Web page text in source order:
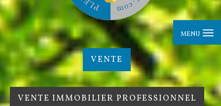
MENU
VENTE
VENTE IMMOBILIER PROFESSIONNEL